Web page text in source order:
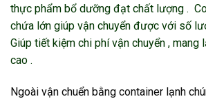
thực phẩm bổ dưỡng đạt chất lượng .
chứa lớn giúp vận chuyển được với số
Giúp tiết kiệm chi phí vận chuyển , mang
cao .
Ngoài vận chuển bằng container lạnh